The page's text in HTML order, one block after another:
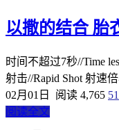
以撒的结合 胎
时间不超过7秒//Time
射击//Rapid Shot 射速
02月01日
阅读 4,765 51
阅读全文